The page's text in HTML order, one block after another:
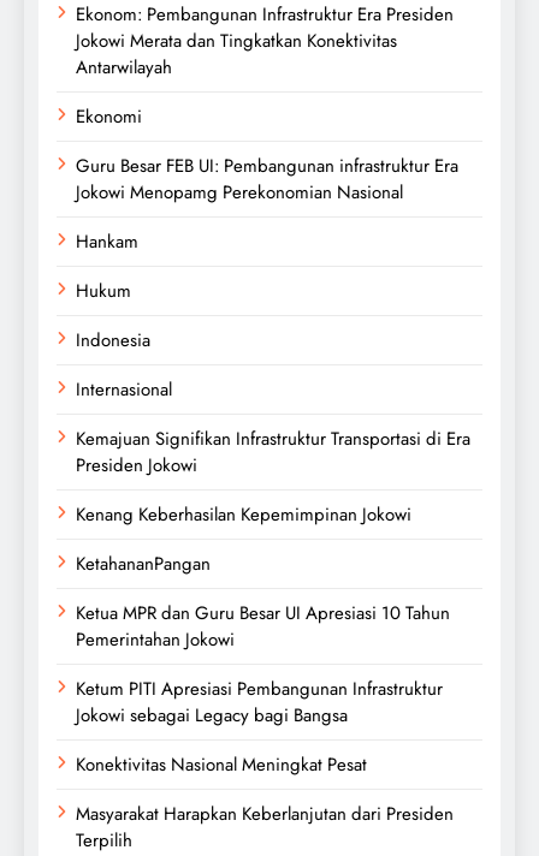
Ekonom: Pembangunan Infrastruktur Era Presiden
Jokowi Merata dan Tingkatkan Konektivitas
Antarwilayah
Ekonomi
Guru Besar FEB UI: Pembangunan infrastruktur Era
Jokowi Menopamg Perekonomian Nasional
Hankam
Hukum
Indonesia
Internasional
Kemajuan Signifikan Infrastruktur Transportasi di Era
Presiden Jokowi
Kenang Keberhasilan Kepemimpinan Jokowi
KetahananPangan
Ketua MPR dan Guru Besar UI Apresiasi 10 Tahun
Pemerintahan Jokowi
Ketum PITI Apresiasi Pembangunan Infrastruktur
Jokowi sebagai Legacy bagi Bangsa
Konektivitas Nasional Meningkat Pesat
Masyarakat Harapkan Keberlanjutan dari Presiden
Terpilih